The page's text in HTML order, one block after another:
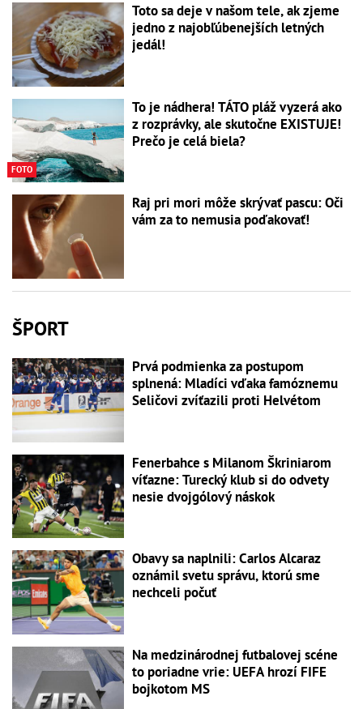
Toto sa deje v našom tele, ak zjeme
jedno z najobľúbenejších letných
jedál!
FOTO
To je nádhera! TÁTO pláž vyzerá ako
z rozprávky, ale skutočne EXISTUJE!
Prečo je celá biela?
Raj pri mori môže skrývať pascu: Oči
vám za to nemusia poďakovať!
ŠPORT
Prvá podmienka za postupom
splnená: Mladíci vďaka famóznemu
Seličovi zvíťazili proti Helvétom
Fenerbahce s Milanom Škriniarom
víťazne: Turecký klub si do odvety
nesie dvojgólový náskok
Obavy sa naplnili: Carlos Alcaraz
oznámil svetu správu, ktorú sme
nechceli počuť
Na medzinárodnej futbalovej scéne
to poriadne vrie: UEFA hrozí FIFE
bojkotom MS